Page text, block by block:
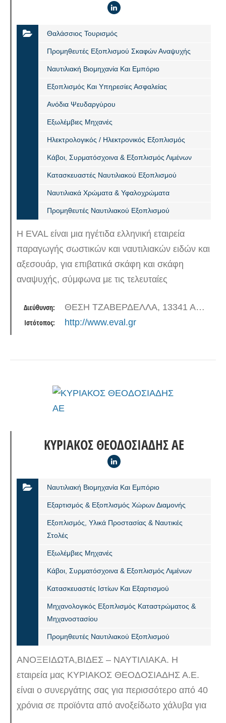
Θαλάσσιος Τουρισμός
Προμηθευτές Εξοπλισμού Σκαφών Αναψυχής
Ναυτιλιακή Βιομηχανία Και Εμπόριο
Eξοπλισμός Και Υπηρεσίες Ασφαλείας
Ανόδια Ψευδαργύρου
Εξωλέμβιες Μηχανές
Ηλεκτρολογικός / Ηλεκτρονικός Εξοπλισμός
Κάβοι, Συρματόσχοινα & Εξοπλισμός Λιμένων
Κατασκευαστές Ναυτιλιακού Εξοπλισμού
Ναυτιλιακά Χρώματα & Υφαλοχρώματα
Προμηθευτές Ναυτιλιακού Εξοπλισμού
Η EVAL είναι μια ηγέτιδα ελληνική εταιρεία
παραγωγής σωστικών και ναυτιλιακών ειδών και
αξεσουάρ, για επιβατικά σκάφη και σκάφη
αναψυχής, σύμφωνα με τις τελευταίες
έχει ως έδρα ιδιόκτητες εγκαταστάσεις…
Διεύθυνση: ΘΕΣΗ ΤΖΑΒΕΡΔΕΛΛΑ, 13341 ΑΝΩ ΛΙΟΣΙΑ
Ιστότοπος: http://www.eval.gr
ΚΥΡΙΑΚΟΣ ΘΕΟΔΟΣΙΑΔΗΣ ΑΕ
Ναυτιλιακή Βιομηχανία Και Εμπόριο
Εξαρτισμός & Εξοπλισμός Χώρων Διαμονής
Εξοπλισμός, Υλικά Προστασίας & Ναυτικές
Στολές
Εξωλέμβιες Μηχανές
Κάβοι, Συρματόσχοινα & Εξοπλισμός Λιμένων
Κατασκευαστές Ιστίων Και Εξαρτισμού
Μηχανολογικός Εξοπλισμός Καταστρώματος &
Μηχανοστασίου
Προμηθευτές Ναυτιλιακού Εξοπλισμού
ΑΝΟΞΕΙΔΩΤΑ,ΒΙΔΕΣ – ΝΑΥΤΙΛΙΑΚΑ. Η
εταιρεία μας ΚΥΡΙΑΚΟΣ ΘΕΟΔΟΣΙΑΔΗΣ Α.Ε.
είναι ο συνεργάτης σας για περισσότερο από 40
χρόνια σε προϊόντα από ανοξείδωτο χάλυβα για